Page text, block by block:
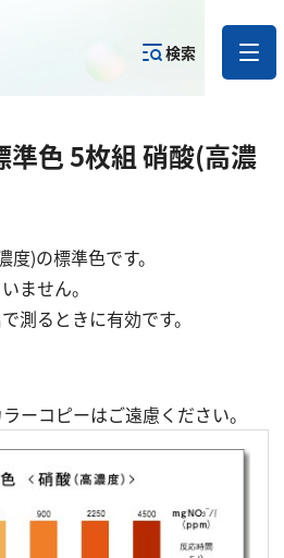
検索
準色 5枚組 硝酸(高濃
)の標準色です。
ません。
測るときに有効です。
ーコピーはご遠慮ください。
カテゴリー
で探す